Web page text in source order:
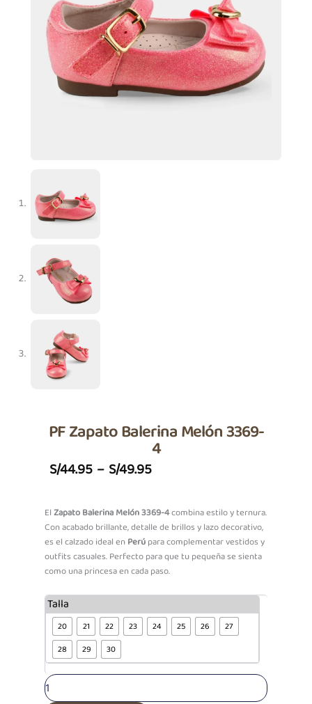
PF Zapato Balerina Melón 3369-
4
S/44.95 – S/49.95Price
S/44.95
Through
S/49.95
ElZapato Balerina Melón 3369-4combina estilo y ternura.
Con acabado brillante, detalle de brillos y lazo decorativo,
es el calzado ideal enPerúpara complementar vestidos y
outfits casuales. Perfecto para que tu pequeña se sienta
como una princesa en cada paso.
Talla
20 21 22 23 24 25 26
27
28
29 30
PF
Zapato
Balerina
Melón
3369-
4
cantidad